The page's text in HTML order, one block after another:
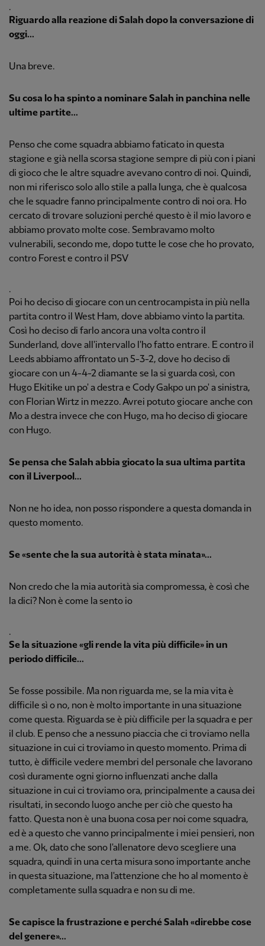
.
Riguardo alla reazione di Salah dopo la conversazione di
oggi...
Una breve.
Su cosa lo ha spinto a nominare Salah in panchina nelle
ultime partite...
Penso che come squadra abbiamo faticato in questa
stagione e già nella scorsa stagione sempre di più con i piani
di gioco che le altre squadre avevano contro di noi. Quindi,
non mi riferisco solo allo stile a palla lunga, che è qualcosa
che le squadre fanno principalmente contro di noi ora. Ho
cercato di trovare soluzioni perché questo è il mio lavoro e
abbiamo provato molte cose. Sembravamo molto
vulnerabili, secondo me, dopo tutte le cose che ho provato,
contro Forest e contro il PSV
.
Poi ho deciso di giocare con un centrocampista in più nella
partita contro il West Ham, dove abbiamo vinto la partita.
Così ho deciso di farlo ancora una volta contro il
Sunderland, dove all'intervallo l'ho fatto entrare. E contro il
Leeds abbiamo affrontato un 5-3-2, dove ho deciso di
giocare con un 4-4-2 diamante se la si guarda così, con
Hugo Ekitike un po' a destra e Cody Gakpo un po' a sinistra,
con Florian Wirtz in mezzo. Avrei potuto giocare anche con
Mo a destra invece che con Hugo, ma ho deciso di giocare
con Hugo.
Se pensa che Salah abbia giocato la sua ultima partita
con il Liverpool...
Non ne ho idea, non posso rispondere a questa domanda in
questo momento.
Se «sente che la sua autorità è stata minata»...
Non credo che la mia autorità sia compromessa, è così che
la dici? Non è come la sento io
.
Se la situazione «gli rende la vita più difficile» in un
periodo difficile...
Se fosse possibile. Ma non riguarda me, se la mia vita è
difficile sì o no, non è molto importante in una situazione
come questa. Riguarda se è più difficile per la squadra e per
il club. E penso che a nessuno piaccia che ci troviamo nella
situazione in cui ci troviamo in questo momento. Prima di
tutto, è difficile vedere membri del personale che lavorano
così duramente ogni giorno influenzati anche dalla
situazione in cui ci troviamo ora, principalmente a causa dei
risultati, in secondo luogo anche per ciò che questo ha
fatto. Questa non è una buona cosa per noi come squadra,
ed è a questo che vanno principalmente i miei pensieri, non
a me. Ok, dato che sono l'allenatore devo scegliere una
squadra, quindi in una certa misura sono importante anche
in questa situazione, ma l'attenzione che ho al momento è
completamente sulla squadra e non su di me.
Se capisce la frustrazione e perché Salah «direbbe cose
del genere»...